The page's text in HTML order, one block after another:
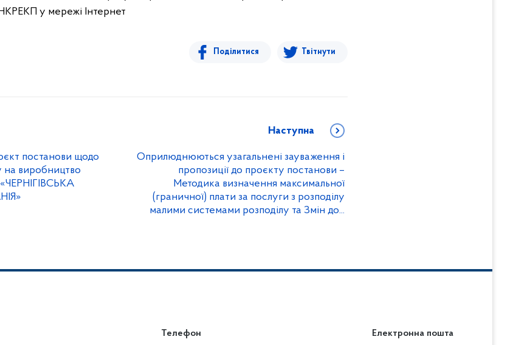
у мережі Інтернет
Поділитися Твітнути
постанови щодо
на виробництво
«ЧЕРНІГІВСЬКА
Наступна
Оприлюднюються узагальнені зауваження і
пропозиції до проєкту постанови –
Методика визначення максимальної
(граничної) плати за послуги з розподілу
малими системами розподілу та Змін до...
Телефон Електронна пошта